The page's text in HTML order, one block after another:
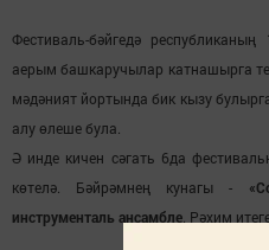
Фестиваль-бәйгедә
аерым башкаручылар катнашырга
мәдәният йортында бик кызу
алу өлеше була.
Ә инде кичен сәгать 6да
көтелә. Бәйрәмнең кунагы -
инструменталь ансамбле . Рәхим